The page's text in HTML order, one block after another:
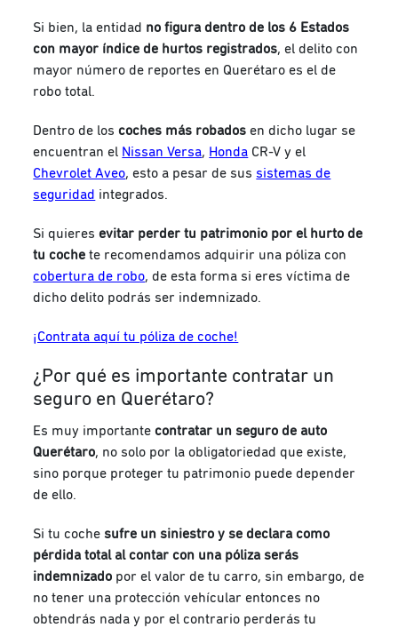
Si bien, la entidad no figura dentro de los 6 Estados
con mayor índice de hurtos registrados, el delito con
mayor número de reportes en Querétaro es el de
robo total.
Dentro de loscoches más robados en dicho lugar se
encuentran el Nissan Versa, Honda CR-V y el
Chevrolet Aveo, esto a pesar de sussistemas de
seguridad integrados.
Si quieresevitar perder tu patrimonio por el hurto de
tu coche te recomendamos adquirir una póliza con
cobertura de robo, de esta forma si eres víctima de
dicho delito podrás ser indemnizado.
¡Contrata aquí tu póliza de coche!
¿Por qué es importante contratar un
seguro en Querétaro?
Es muy importante contratar un seguro de auto
Querétaro, no solo por la obligatoriedad que existe,
sino porque proteger tu patrimonio puede depender
de ello.
Si tu cochesufre un siniestro y se declara como
pérdida total al contar con una póliza serás
indemnizado por el valor de tu carro, sin embargo, de
no tener una protección vehícular entonces no
obtendrás nada y por el contrario perderás tu